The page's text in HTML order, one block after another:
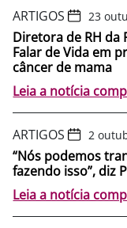
ARTIGOS 23
Diretora de RH da
Falar de Vida em
câncer de mama
Leia a notícia
ARTIGOS 2
“Nós podemos
fazendo isso”, diz
Leia a notícia